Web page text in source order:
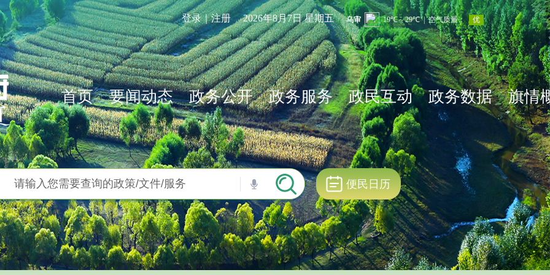
登录｜注册 2026年8月7日 星期五
首页 要闻动态 政务公开 政务服务 政民互动 政务数据 旗情
便民日历